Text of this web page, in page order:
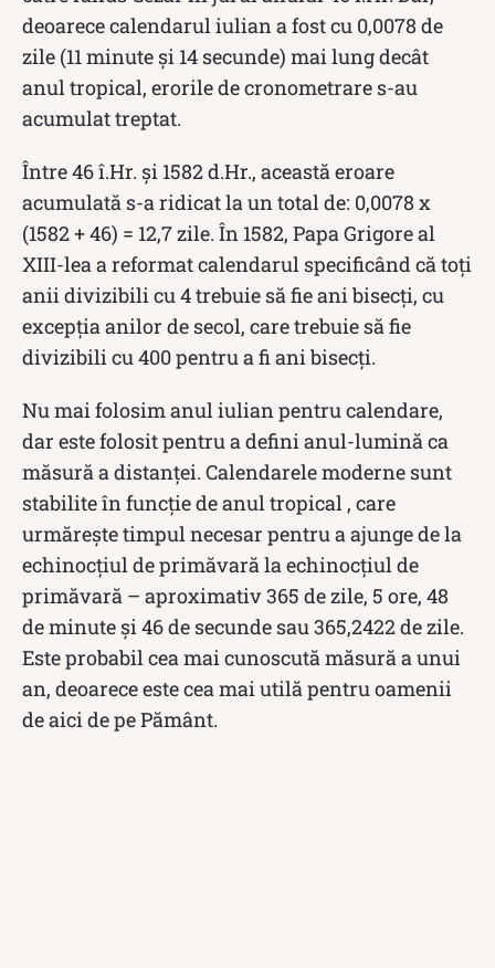
deoarece calendarul iulian a fost cu 0,0078 de
zile (11 minute și 14 secunde) mai lung decât
anul tropical, erorile de cronometrare s-au
acumulat treptat.
Între 46 î.Hr. și 1582 d.Hr., această eroare
acumulată s-a ridicat la un total de: 0,0078 x
(1582 + 46) = 12,7 zile. În 1582, Papa Grigore al
XIII-lea a reformat calendarul specificând că toți
anii divizibili cu 4 trebuie să fie ani bisecți, cu
excepția anilor de secol, care trebuie să fie
divizibili cu 400 pentru a fi ani bisecți.
Nu mai folosim anul iulian pentru calendare,
dar este folosit pentru a defini anul-lumină ca
măsură a distanței. Calendarele moderne sunt
stabilite în funcție de anul tropical , care
urmărește timpul necesar pentru a ajunge de la
echinocțiul de primăvară la echinocțiul de
primăvară – aproximativ 365 de zile, 5 ore, 48
de minute și 46 de secunde sau 365,2422 de zile.
Este probabil cea mai cunoscută măsură a unui
an, deoarece este cea mai utilă pentru oamenii
de aici de pe Pământ.